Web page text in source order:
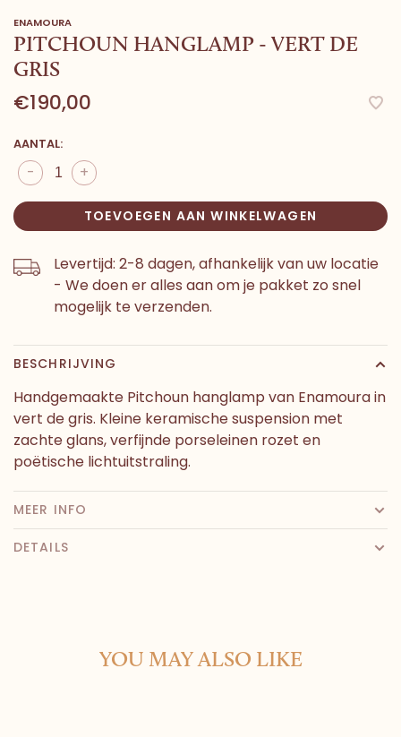
ENAMOURA
PITCHOUN HANGLAMP - VERT DE
GRIS
€190,00
AANTAL:
+
-
TOEVOEGEN AAN WINKELWAGEN
Levertijd: 2-8 dagen, afhankelijk van uw locatie
- We doen er alles aan om je pakket zo snel
mogelijk te verzenden.
BESCHRIJVING
Handgemaakte Pitchoun hanglamp van Enamoura in
vert de gris. Kleine keramische suspension met
zachte glans, verfijnde porseleinen rozet en
poëtische lichtuitstraling.
MEER INFO
DETAILS
YOU MAY ALSO LIKE